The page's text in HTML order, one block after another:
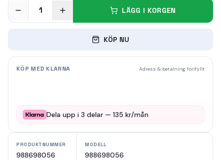
1 LÄGG I KORGEN
KÖP NU
KÖP MED KLARNA Adress & betalning förifyllt
Dela upp i 3 delar — 135 kr/mån
PRODUKTNUMMER
988698056
MODELL
988698056